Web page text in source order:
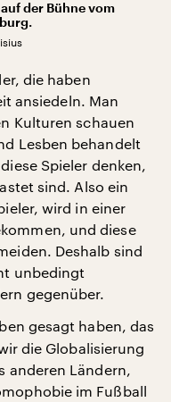
der Bühne vom
die haben
ansiedeln. Man
Kulturen schauen
Lesben behandelt
Spieler denken,
sind. Also ein
wird in einer
und diese
Deshalb sind
unbedingt
gegenüber.
gesagt haben, das
die Globalisierung
anderen Ländern,
im Fußball